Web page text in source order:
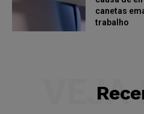
canetas
trabalho
VEJA